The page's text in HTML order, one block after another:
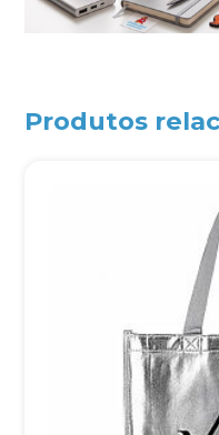
Produtos